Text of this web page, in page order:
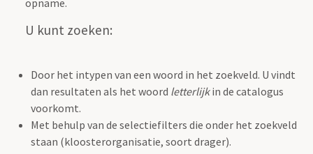
U kunt zoeken:
Door het intypen van een woord in het zoekveld. U vindt
dan resultaten als het woord letterlijkin de catalogus
voorkomt.
Met behulp van de selectiefilters die onder het zoekveld
staan (kloosterorganisatie, soort drager).